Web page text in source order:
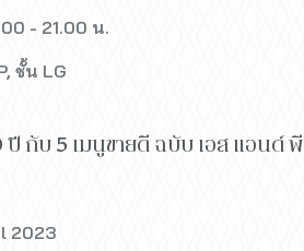
- 21.00 น.
ชั้น LG
กับ 5 เมนูขายดี ฉบับ เอส แอนด์ พี
2023